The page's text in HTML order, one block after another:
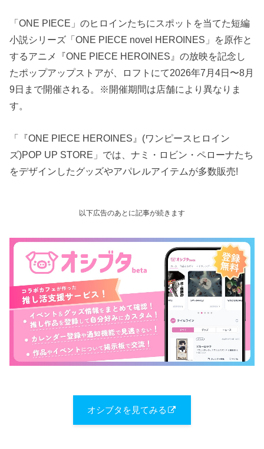
「ONE PIECE」のヒロインたちにスポットを当てた短編
小説シリーズ「ONE PIECE novel HEROINES」を原作と
するアニメ『ONE PIECE HEROINES』の放映を記念し
たポップアップストアが、ロフトにて2026年7月4日〜8月
9日まで開催される。※開催期間は店舗により異なりま
す。
「『ONE PIECE HEROINES』(ワンピースヒロイン
ズ)POP UP STORE」では、ナミ・ロビン・ペローナたち
をデザインしたグッズやアパレルアイテムが多数販売!
以下広告のあとに記事が続きます
オシブタを見てみる